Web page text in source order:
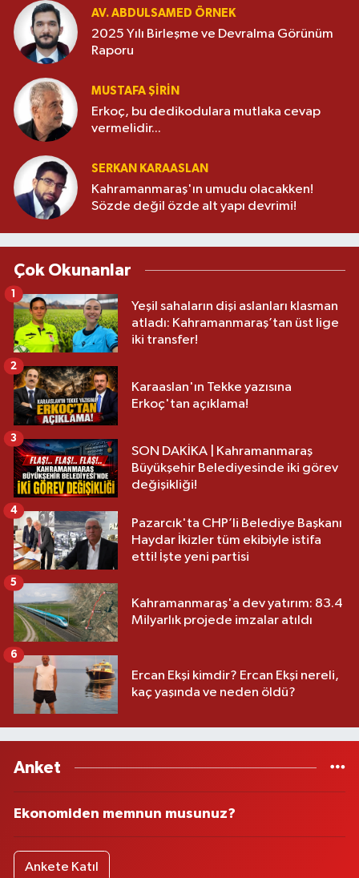
AV. ABDULSAMED ÖRNEK
2025 Yılı Birleşme ve Devralma Görünüm
Raporu
MUSTAFA ŞİRİN
Erkoç, bu dedikodulara mutlaka cevap
vermelidir...
SERKAN KARAASLAN
Kahramanmaraş'ın umudu olacakken!
Sözde değil özde alt yapı devrimi!
Çok Okunanlar
Yeşil sahaların dişi aslanları klasman
atladı: Kahramanmaraş’tan üst lige
iki transfer!
1
Karaaslan'ın Tekke yazısına
Erkoç'tan açıklama!
2
SON DAKİKA | Kahramanmaraş
Büyükşehir Belediyesinde iki görev
değişikliği!
3
Pazarcık'ta CHP’li Belediye Başkanı
Haydar İkizler tüm ekibiyle istifa
etti! İşte yeni partisi
4
Kahramanmaraş'a dev yatırım: 83.4
Milyarlık projede imzalar atıldı
5
Ercan Ekşi kimdir? Ercan Ekşi nereli,
kaç yaşında ve neden öldü?
6
Anket
Ekonomiden memnun musunuz?
Ankete Katıl